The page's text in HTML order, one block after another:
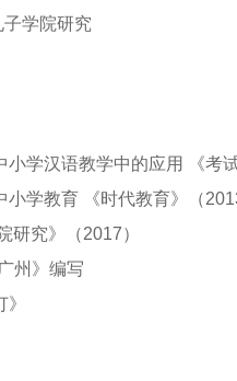
学院研究
学汉语教学中的应用 《考
学教育 《时代教育》（
研究》（2017）
州》编写